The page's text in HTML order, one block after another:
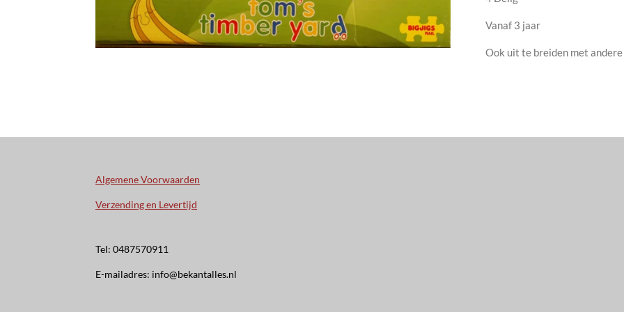
Vanaf 3 jaar
Ook uit te breiden met
Algemene Voorwaarden
Verzending en Levertijd
Tel: 0487570911
E-mailadres: info@bekantalles.nl